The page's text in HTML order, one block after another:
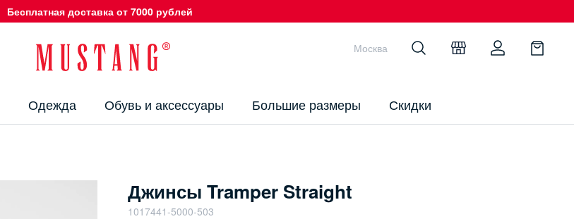
Бесплатная доставка от 7000 рублей
Одежда Обувь и аксессуары Большие размеры Скидки
Москва
Джинсы Tramper Straight
1017441-5000-503